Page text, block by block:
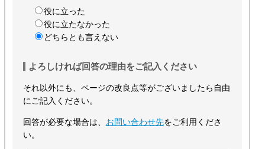
役に立った
役に立たなかった
どちらとも言えない
よろしければ回答の理由をご記入ください
それ以外にも、ページの改良点等がございましたら自由
にご記入ください。
回答が必要な場合は、 お問い合わせ先をご利用くださ
い。